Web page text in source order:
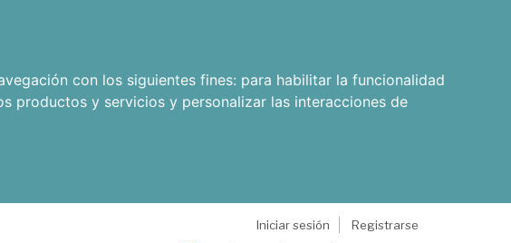
con los siguientes fines: para habilitar la funcionalidad
productos y servicios y personalizar las interacciones de
Iniciar sesión
Registrarse